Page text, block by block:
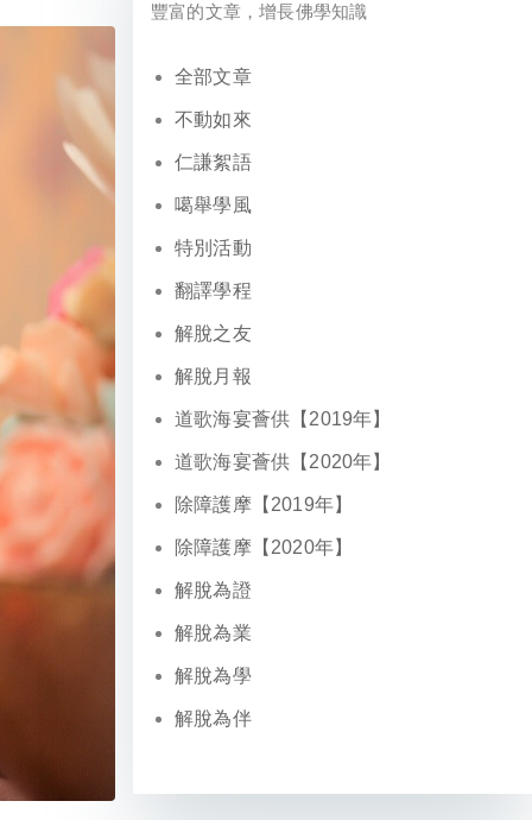
豐富的文章，增長佛學知識
全部文章
不動如來
仁謙絮語
噶舉學風
特別活動
翻譯學程
解脫之友
解脫月報
道歌海宴薈供【2019年】
道歌海宴薈供【2020年】
除障護摩【2019年】
除障護摩【2020年】
解脫為證
解脫為業
解脫為學
解脫為伴